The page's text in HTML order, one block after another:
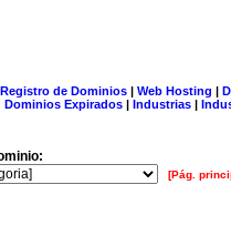
Registro de Dominios| Web Hosting |
Dominios Expirados | Industrias |
[Pág.